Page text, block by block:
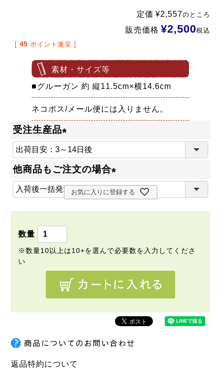
定価 ¥2,557のところ
販売価格 ¥2,500税込
[ 45 ポイント進呈 ]
素材・サイズ等
■グルーガン 約 縦11.5cm×横14.6cm
ネコポス/メール便には入りません。
受注生産品
(
必
)
他商品もご注文の場合
(
お気に入りに登録する
返品特約について